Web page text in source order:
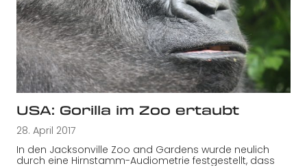
USA: Gorilla im Zoo ertaubt
28. April 2017
In den Jacksonville Zoo and Gardens wurde neulich
durch eine Hirnstamm-Audiometrie festgestellt, dass